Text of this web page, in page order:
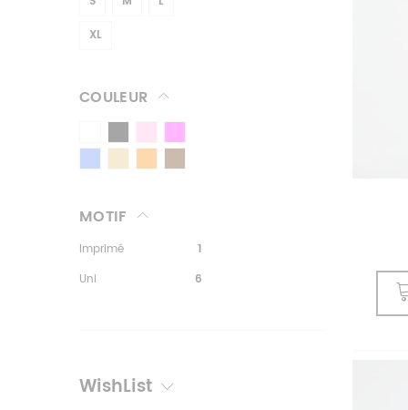
XL
COULEUR
MOTIF
Imprimé
1
Uni
6
WishList